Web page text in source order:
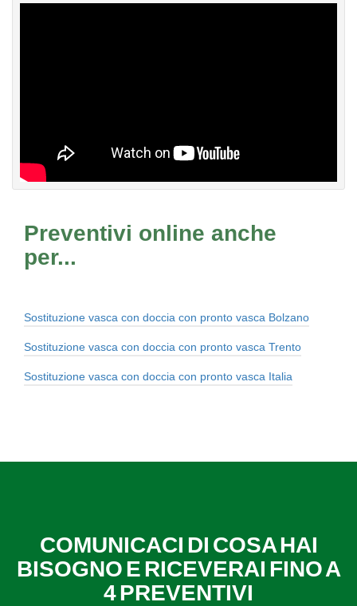
Preventivi online anche
per...
Sostituzione vasca con doccia con pronto vasca Bolzano
Sostituzione vasca con doccia con pronto vasca Trento
Sostituzione vasca con doccia con pronto vasca Italia
COMUNICACI DI COSA HAI
BISOGNO E RICEVERAI FINO A
4 PREVENTIVI